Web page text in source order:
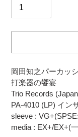
価
格
送
手
続
き
時
に
カ
ー
ト
に
品
を
岡田知之パーカッ
打楽器の饗宴
Trio Records
PA-4010 (LP) イン
sleeve :
media : EX+/EX+(